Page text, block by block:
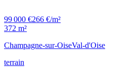
99 000 €266 €/m²
372 m²
Champagne-sur-OiseVal-d'Oise
terrain